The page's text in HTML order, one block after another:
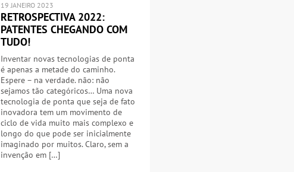
19 JANEIRO 2023
RETROSPECTIVA 2022:
PATENTES CHEGANDO COM
TUDO!
Inventar novas tecnologias de ponta
é apenas a metade do caminho.
Espere – na verdade. não: não
sejamos tão categóricos… Uma nova
tecnologia de ponta que seja de fato
inovadora tem um movimento de
ciclo de vida muito mais complexo e
longo do que pode ser inicialmente
imaginado por muitos. Claro, sem a
invenção em […]